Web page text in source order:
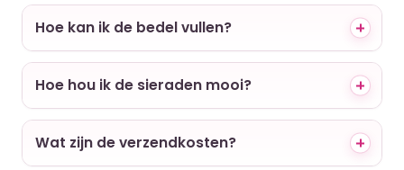
Hoe kan ik de bedel vullen?
Hoe hou ik de sieraden mooi?
Wat zijn de verzendkosten?